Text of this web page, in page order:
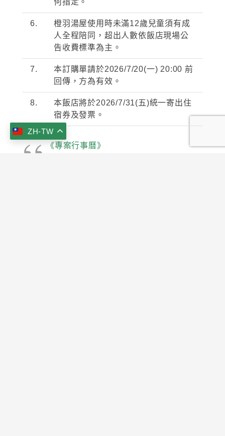
何指定。
6. 橙羽湯屋使用時未滿12歲兒童須有成
人全程陪同，超出人數依飯店現場公
告收費標準為主。
7. 本訂購單請於2026/7/20(一) 20:00前
回傳，方為有效。
8. 本飯店將於2026/7/31(五)統一寄出住
宿券及發票。
《專案行事曆》
ZH-TW